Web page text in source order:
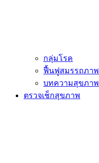
กลุ่มโรค
ฟื้นฟูสมรรถภาพ
บทความสุขภาพ
ตรวจเช็กสุขภาพ